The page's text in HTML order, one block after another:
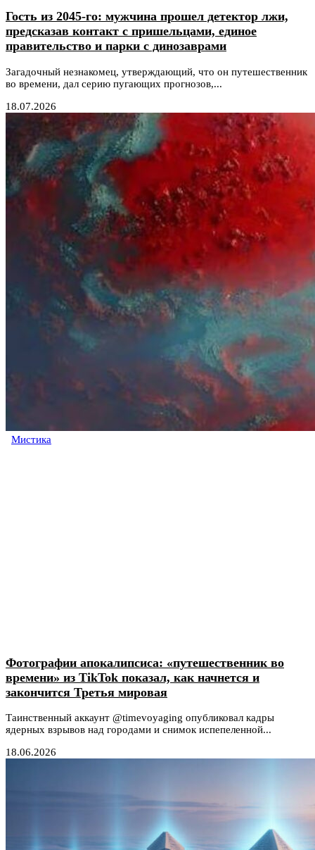
Гость из 2045-го: мужчина прошел детектор лжи,
предсказав контакт с пришельцами, единое
правительство и парки с динозаврами
Загадочный незнакомец, утверждающий, что он путешественник
во времени, дал серию пугающих прогнозов,...
18.07.2026
Мистика
Фотографии апокалипсиса: «путешественник во
времени» из TikTok показал, как начнется и
закончится Третья мировая
Таинственный аккаунт @timevoyaging опубликовал кадры
ядерных взрывов над городами и снимок испепеленной...
18.06.2026